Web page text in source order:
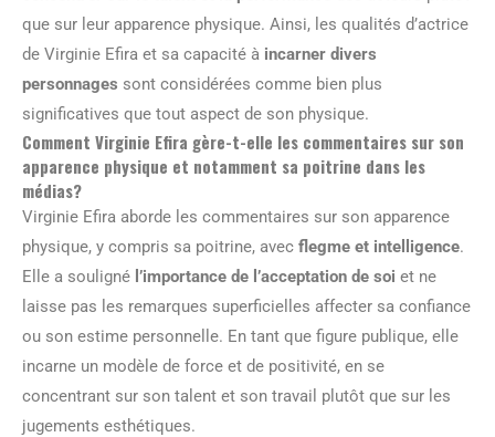
que sur leur apparence physique. Ainsi, les qualités d’actrice
de Virginie Efira et sa capacité à incarner divers
personnages sont considérées comme bien plus
significatives que tout aspect de son physique.
Comment Virginie Efira gère-t-elle les commentaires sur son
apparence physique et notamment sa poitrine dans les
médias?
Virginie Efira aborde les commentaires sur son apparence
physique, y compris sa poitrine, avec flegme et intelligence.
Elle a souligné l’importance de l’acceptation de soi et ne
laisse pas les remarques superficielles affecter sa confiance
ou son estime personnelle. En tant que figure publique, elle
incarne un modèle de force et de positivité, en se
concentrant sur son talent et son travail plutôt que sur les
jugements esthétiques.